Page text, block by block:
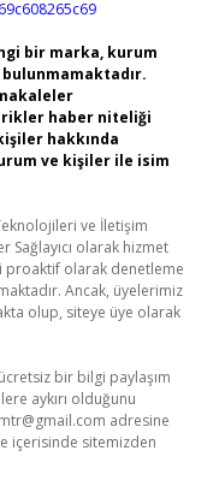
bir marka, kurum
haber niteliği
hakkında
ve kişiler ile isim
ve İletişim
Sağlayıcı olarak hizmet
proaktif olarak denetleme
Ancak, üyelerimiz
olup, siteye üye olarak
bir bilgi paylaşım
aykırı olduğunu
adresine
içerisinde sitemizden